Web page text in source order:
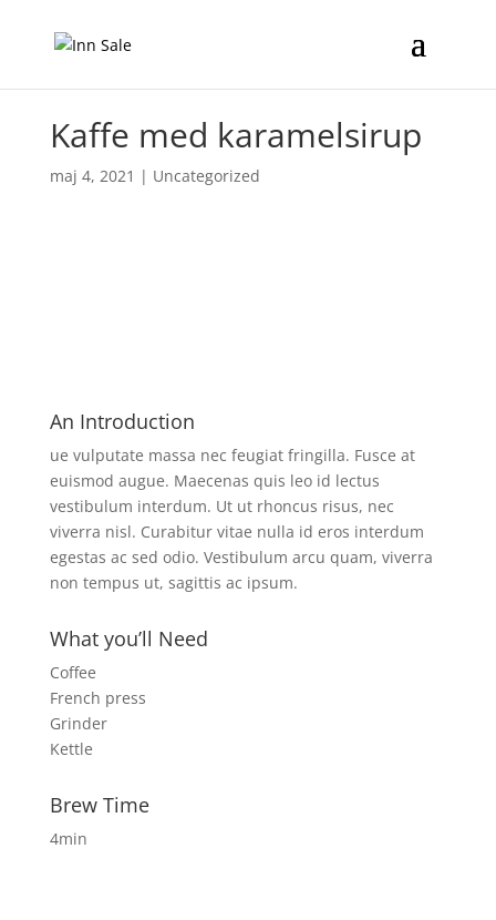
Kaffe med karamelsirup
maj 4, 2021 | Uncategorized
An Introduction
ue vulputate massa nec feugiat fringilla. Fusce at
euismod augue. Maecenas quis leo id lectus
vestibulum interdum. Ut ut rhoncus risus, nec
viverra nisl. Curabitur vitae nulla id eros interdum
egestas ac sed odio. Vestibulum arcu quam, viverra
non tempus ut, sagittis ac ipsum.
What you’ll Need
Coffee
French press
Grinder
Kettle
Brew Time
4min